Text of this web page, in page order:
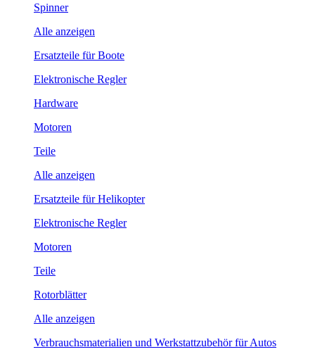
Spinner
Alle anzeigen
Ersatzteile für Boote
Elektronische Regler
Hardware
Motoren
Teile
Alle anzeigen
Ersatzteile für Helikopter
Elektronische Regler
Motoren
Teile
Rotorblätter
Alle anzeigen
Verbrauchsmaterialien und Werkstattzubehör für Autos